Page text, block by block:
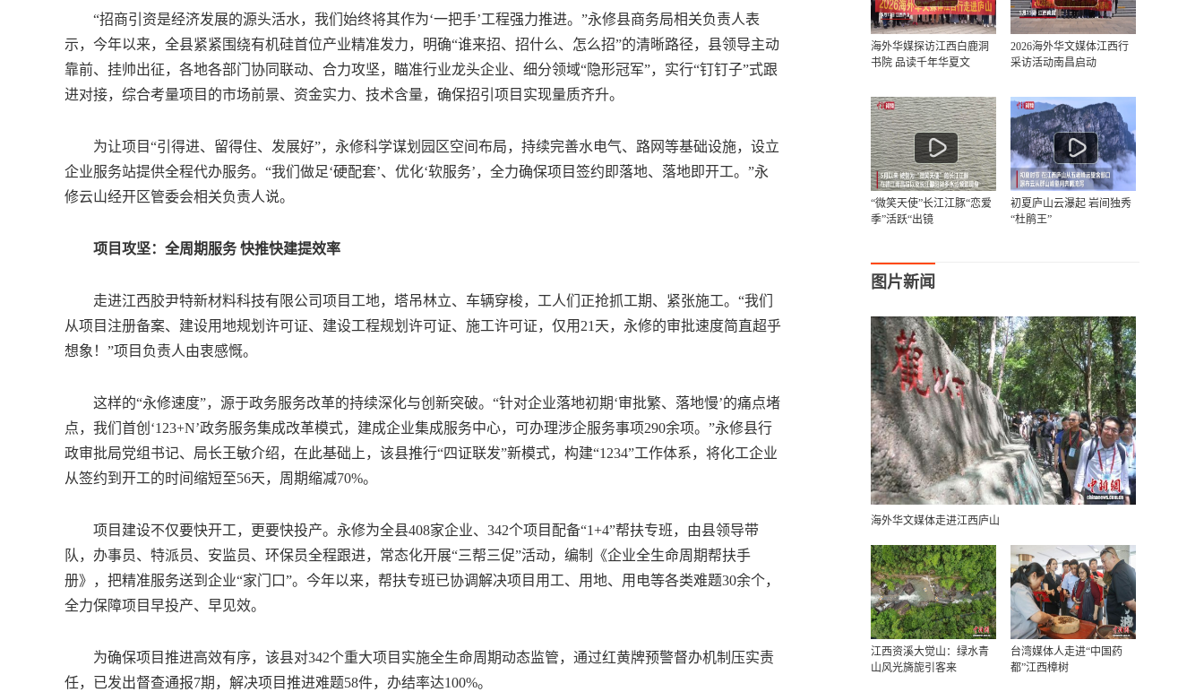
“招商引资是经济发展的源头活水，我们始终将其作为‘一把手’工程强力推进。”永修县商务局相关负责人表
示，今年以来，全县紧紧围绕有机硅首位产业精准发力，明确“谁来招、招什么、怎么招”的清晰路径，县领导主动
靠前、挂帅出征，各地各部门协同联动、合力攻坚，瞄准行业龙头企业、细分领域“隐形冠军”，实行“钉钉子”式跟
进对接，综合考量项目的市场前景、资金实力、技术含量，确保招引项目实现量质齐升。
为让项目“引得进、留得住、发展好”，永修科学谋划园区空间布局，持续完善水电气、路网等基础设施，设立
企业服务站提供全程代办服务。“我们做足‘硬配套’、优化‘软服务’，全力确保项目签约即落地、落地即开工。”永
修云山经开区管委会相关负责人说。
项目攻坚：全周期服务 快推快建提效率
走进江西胶尹特新材料科技有限公司项目工地，塔吊林立、车辆穿梭，工人们正抢抓工期、紧张施工。“我们
从项目注册备案、建设用地规划许可证、建设工程规划许可证、施工许可证，仅用21天，永修的审批速度简直超乎
想象！”项目负责人由衷感慨。
这样的“永修速度”，源于政务服务改革的持续深化与创新突破。“针对企业落地初期‘审批繁、落地慢’的痛点堵
点，我们首创‘123+N’政务服务集成改革模式，建成企业集成服务中心，可办理涉企服务事项290余项。”永修县行
政审批局党组书记、局长王敏介绍，在此基础上，该县推行“四证联发”新模式，构建“1234”工作体系，将化工企业
从签约到开工的时间缩短至56天，周期缩减70%。
项目建设不仅要快开工，更要快投产。永修为全县408家企业、342个项目配备“1+4”帮扶专班，由县领导带
队，办事员、特派员、安监员、环保员全程跟进，常态化开展“三帮三促”活动，编制《企业全生命周期帮扶手
册》，把精准服务送到企业“家门口”。今年以来，帮扶专班已协调解决项目用工、用地、用电等各类难题30余个，
全力保障项目早投产、早见效。
为确保项目推进高效有序，该县对342个重大项目实施全生命周期动态监管，通过红黄牌预警督办机制压实责
任，已发出督查通报7期，解决项目推进难题58件，办结率达100%。
海外华媒探访江西白鹿洞
书院 品读千年华夏文
2026海外华文媒体江西行
采访活动南昌启动
“微笑天使”长江江豚“恋爱
季”活跃“出镜
初夏庐山云瀑起 岩间独秀
“杜鹃王”
图片新闻
海外华文媒体走进江西庐山
江西资溪大觉山：绿水青
山风光旖旎引客来
台湾媒体人走进“中国药
都”江西樟树